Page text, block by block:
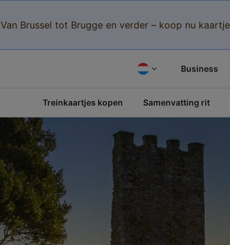
Van Brussel tot Brugge en verder – koop nu
Business
Treinkaartjes kopen Samenvatting rit